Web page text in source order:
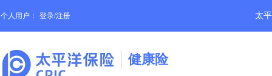
个人用户： 登录/注册 太
健康险